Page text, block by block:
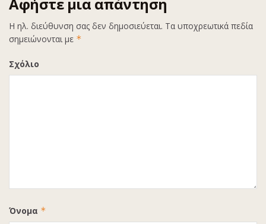
Αφήστε μια απάντηση
Η ηλ. διεύθυνση σας δεν δημοσιεύεται. Τα υποχρεωτικά πεδία
σημειώνονται με *
Σχόλιο
Όνομα *